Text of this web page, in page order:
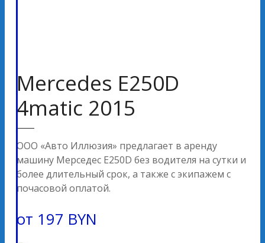
Mercedes E250D
4matic 2015
ООО «Авто Иллюзия» предлагает в аренду
машину Мерседес E250D без водителя на сутки и
более длительный срок, а также с экипажем с
почасовой оплатой.
от 197 BYN